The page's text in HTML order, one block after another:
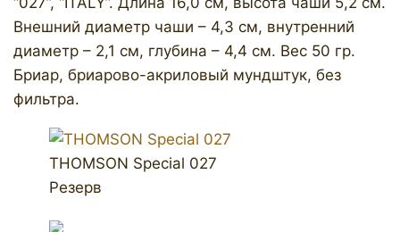
Внешний диаметр чаши – 4,3 см, внутренний
диаметр – 2,1 см, глубина – 4,4 см. Вес 50 гр.
Бриар, бриарово-акриловый мундштук, без
фильтра.
THOMSON Special 027
Резерв